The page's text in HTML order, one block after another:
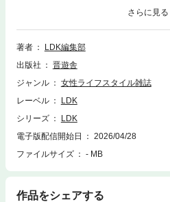
ト、検索、辞書の参照、引用などの機能
号』総力特集は「ガチで疲れが取れる
「ラク落ち 洗濯洗剤最新ベスト決定戦
ッズ調査隊」、「大人のベースメイクの
ど、盛りだくさんです!!【今月号の目次
落ち 洗濯洗剤最新ベスト決定戦【総力特
復お助けアイテム大調査［Part3］朝昼夜
4］心と体が休まるごちそうスープ［
こっと習慣10【第2特集】本当に使える
てのコーヒーメーカー【第3特集】大人
ル］［ジェル］［クリーム］クレンジン
バック 60P
著者
LDK編集部
出版社
晋遊舎
ジャンル
女性ライフスタイル雑誌
レーベル
LDK
シリーズ
LDK
電子版配信開始日
2026/04/28
ファイルサイズ
- MB
作品をシェアする